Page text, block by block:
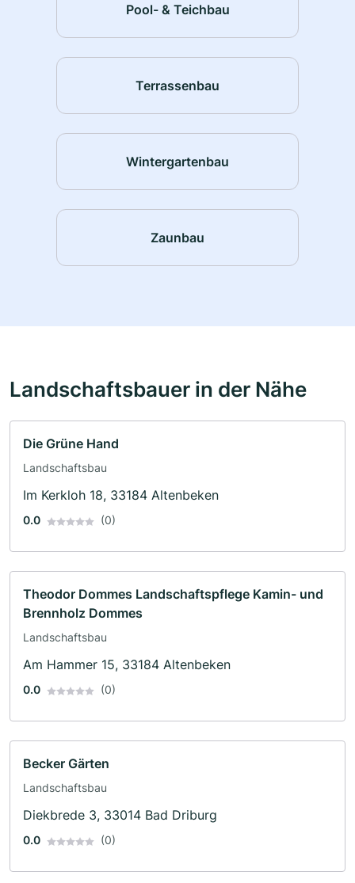
Pool- & Teichbau
Terrassenbau
Wintergartenbau
Zaunbau
Landschaftsbauer in der Nähe
Die Grüne Hand
Landschaftsbau
Im Kerkloh 18, 33184 Altenbeken
0.0 (0)
Theodor Dommes Landschaftspflege Kamin- und
Brennholz Dommes
Landschaftsbau
Am Hammer 15, 33184 Altenbeken
0.0 (0)
Becker Gärten
Landschaftsbau
Diekbrede 3, 33014 Bad Driburg
0.0 (0)